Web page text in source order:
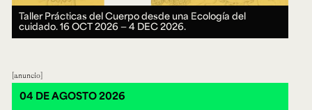
Taller Prácticas del Cuerpo desde una Ecología del
cuidado.16 OCT 2026 ― 4 DEC 2026.
anuncio
04 DE AGOSTO 2026